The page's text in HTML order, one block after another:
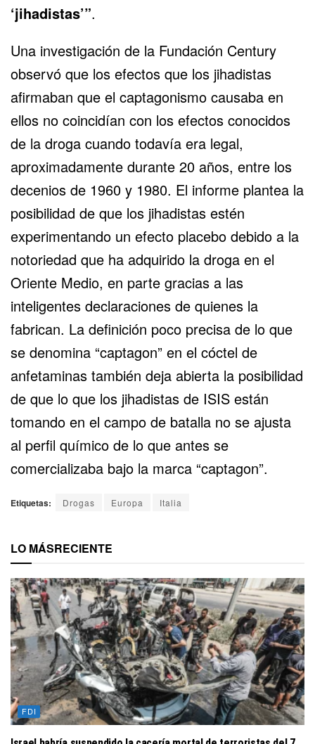
‘jihadistas’”.
Una investigación de la Fundación Century
observó que los efectos que los jihadistas
afirmaban que el captagonismo causaba en
ellos no coincidían con los efectos conocidos
de la droga cuando todavía era legal,
aproximadamente durante 20 años, entre los
decenios de 1960 y 1980. El informe plantea la
posibilidad de que los jihadistas estén
experimentando un efecto placebo debido a la
notoriedad que ha adquirido la droga en el
Oriente Medio, en parte gracias a las
inteligentes declaraciones de quienes la
fabrican. La definición poco precisa de lo que
se denomina “captagon” en el cóctel de
anfetaminas también deja abierta la posibilidad
de que lo que los jihadistas de ISIS están
tomando en el campo de batalla no se ajusta
al perfil químico de lo que antes se
comercializaba bajo la marca “captagon”.
Etiquetas: Drogas Europa Italia
LO MÁSRECIENTE
FDI